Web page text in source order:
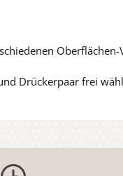
Drückerpaar frei